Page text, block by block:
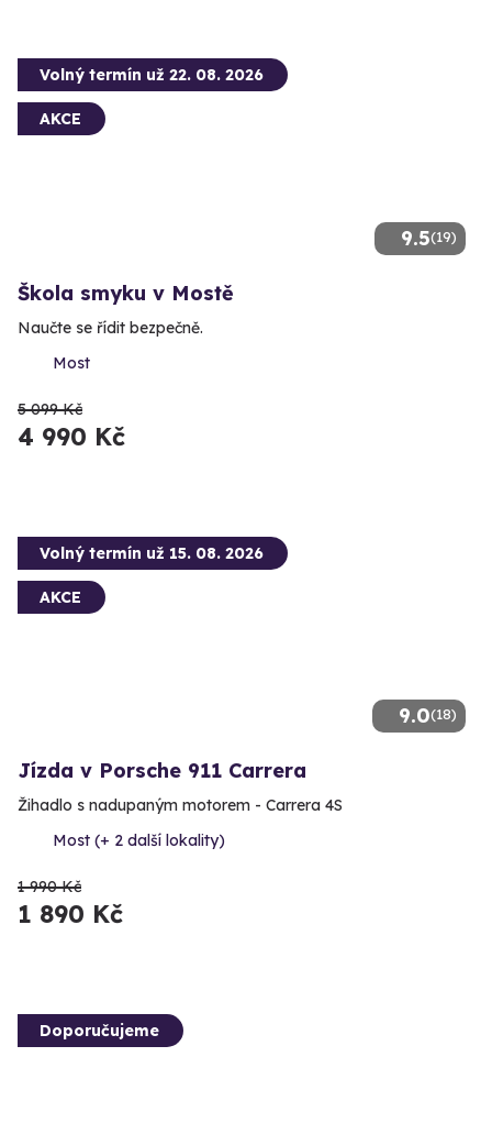
9.5(19)
Volný termín už 22. 08. 2026
AKCE
Škola smyku v Mostě
Naučte se řídit bezpečně.
Most
5 099 Kč
4 990 Kč
9.0(18)
Volný termín už 15. 08. 2026
AKCE
Jízda v Porsche 911 Carrera
Žihadlo s nadupaným motorem - Carrera 4S
Most (+ 2 další lokality)
1 990 Kč
1 890 Kč
Doporučujeme